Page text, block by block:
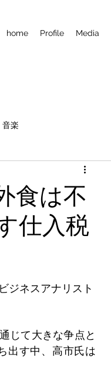
home Profile Media
音楽
食は不
仕入税
ジネスアナリスト
じて大きな争点と
出す中、高市氏は